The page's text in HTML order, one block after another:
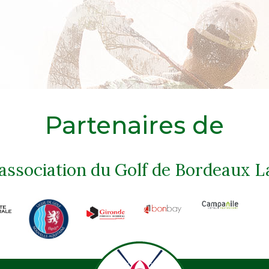
Partenaires de
du Golf de Bordeaux